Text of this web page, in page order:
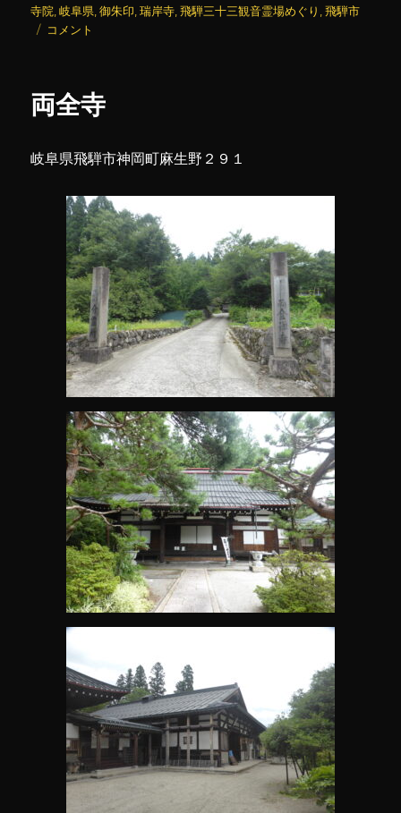
稿
日:
テ
寺院 ,岐阜県 ,御朱印 ,瑞岸寺 ,飛騨三十三観音霊場めぐり ,飛騨市
瑞
コメント
両全寺
岐阜県飛騨市神岡町麻生野２９１